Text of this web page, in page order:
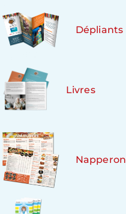
Dépliants
Livres